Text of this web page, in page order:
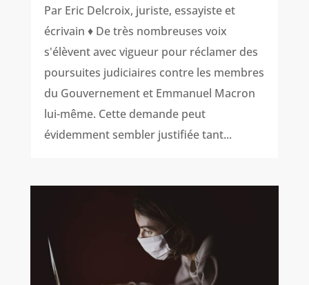
Par Eric Delcroix, juriste, essayiste et
écrivain ♦ De très nombreuses voix
s'élèvent avec vigueur pour réclamer des
poursuites judiciaires contre les membres
du Gouvernement et Emmanuel Macron
lui-même. Cette demande peut
évidemment sembler justifiée tant...